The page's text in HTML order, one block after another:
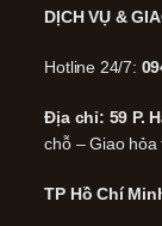
DỊCH VỤ &
Hotline 24/7:
Địa chỉ: 59 P.
chỗ – Giao hỏa
TP Hồ Chí